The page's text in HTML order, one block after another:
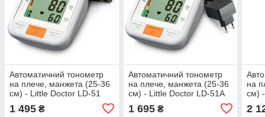
Автоматичний тонометр
на плече, манжета (25-36
см) - Little Doctor LD-51
1 495 ₴
Автоматичний тонометр
на плече, манжета (25-36
см) - Little Doctor LD-51A
1 695₴
на
см)
2